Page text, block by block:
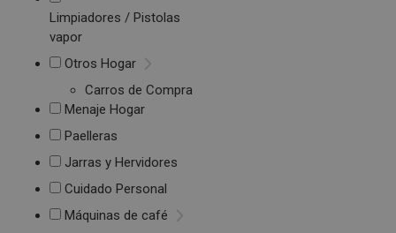
Limpiadores / Pistolas
vapor
Otros Hogar
Carros de Compra
Menaje Hogar
Paelleras
Jarras y Hervidores
Cuidado Personal
Máquinas de café